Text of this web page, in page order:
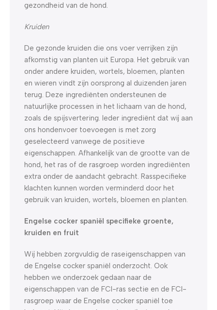
gezondheid van de hond.
Kruiden
De gezonde kruiden die ons voer verrijken zijn
afkomstig van planten uit Europa. Het gebruik van
onder andere kruiden, wortels, bloemen, planten
en wieren vindt zijn oorsprong al duizenden jaren
terug. Deze ingrediënten ondersteunen de
natuurlijke processen in het lichaam van de hond,
zoals de spijsvertering. Ieder ingrediënt dat wij aan
ons hondenvoer toevoegen is met zorg
geselecteerd vanwege de positieve
eigenschappen. Afhankelijk van de grootte van de
hond, het ras of de rasgroep worden ingrediënten
extra onder de aandacht gebracht. Rasspecifieke
klachten kunnen worden verminderd door het
gebruik van kruiden, wortels, bloemen en planten.
Engelse cocker spaniël specifieke groente,
kruiden en fruit
Wij hebben zorgvuldig de raseigenschappen van
de Engelse cocker spaniël onderzocht. Ook
hebben we onderzoek gedaan naar de
eigenschappen van de FCI-ras sectie en de FCI-
rasgroep waar de Engelse cocker spaniël toe